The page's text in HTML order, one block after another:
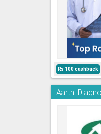
Rs 100 cashback
Aarthi